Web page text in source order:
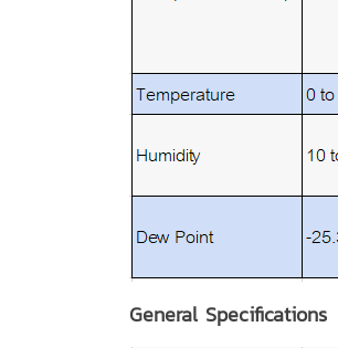
General Specifications